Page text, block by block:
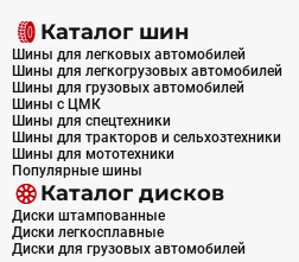
Каталог шин
Шины для легковых автомобилей
Шины для легкогрузовых автомобилей
Шины для грузовых автомобилей
Шины с ЦМК
Шины для спецтехники
Шины для тракторов и сельхозтехники
Шины для мототехники
Популярные шины
Каталог дисков
Диски штампованные
Диски легкосплавные
Диски для грузовых автомобилей